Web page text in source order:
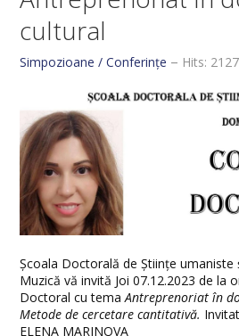
cultural
Simpozioane / Conferințe Hits:
Școala Doctorală de Științe umaniste
Muzică vă invită Joi 07.12.2023 de la
Doctoral cu temaAntreprenoriat în
Metode de cercetare cantitativă.
ELENA MARINOVA